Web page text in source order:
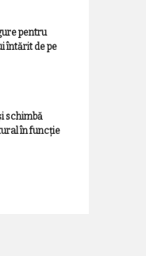
pentru
întărit de pe
schimbă
în funcție